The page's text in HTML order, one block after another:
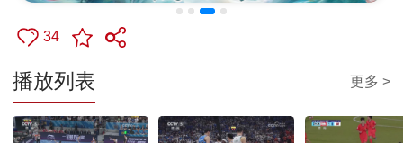
34
播放列表 更多 >